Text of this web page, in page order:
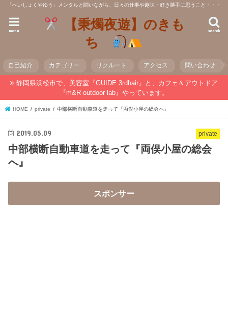
「へいしょくやゆう」メンタルと闘いながら、日々の仕事や趣味・好き勝手に思うこと・・・
【秉燭夜遊】のきも
ち
search
menu
自己紹介 カテゴリー リクルート アクセス 問い合わせ
静岡県浜松市で、美容室『GUIDE 3rdhair』と、カフェ＆アウトドア
『m&R outdoor lab』やっています。
HOME private 中部横断自動車道を走って『両俣小屋の総会へ』
private
2019.05.09
中部横断自動車道を走って『両俣小屋の総会
へ』
スポンサー